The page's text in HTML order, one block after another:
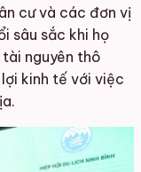
cư và các đơn vị
sâu sắc khi họ
nguyên thô
kinh tế với việc